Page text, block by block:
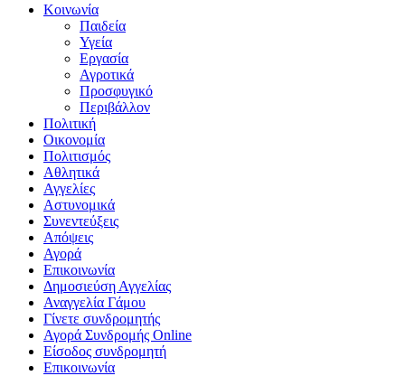
Κοινωνία
Παιδεία
Υγεία
Εργασία
Αγροτικά
Προσφυγικό
Περιβάλλον
Πολιτική
Οικονομία
Πολιτισμός
Αθλητικά
Αγγελίες
Αστυνομικά
Συνεντεύξεις
Απόψεις
Αγορά
Επικοινωνία
Δημοσιεύση Αγγελίας
Αναγγελία Γάμου
Γίνετε συνδρομητής
Αγορά Συνδρομής Online
Είσοδος συνδρομητή
Επικοινωνία